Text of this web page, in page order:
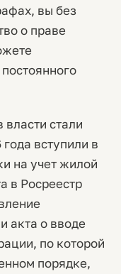
вы без
о праве
стали
вступили в
на учет жилой
в Росреестр
акта о вводе
по которой
порядке,